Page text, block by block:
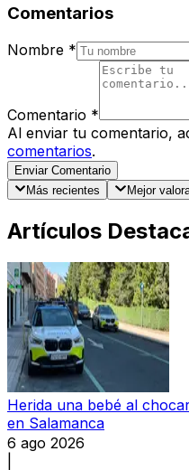
Comentarios
Nombre *
Comentario *
Al enviar tu comentario,
comentarios.
Enviar Comentario
Más recientes
Mejor
Artículos
Herida una bebé al
en Salamanca
6 ago 2026